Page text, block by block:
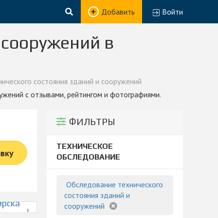
Добавить Войти
в
состояния зданий и сооружений
с отзывами, рейтингом и фотографиями.
ФИЛЬТРЫ
ТЕХНИЧЕСКОЕ
ОБСЛЕДОВАНИЕ
Обследование технического
состояния зданий и
сооружений